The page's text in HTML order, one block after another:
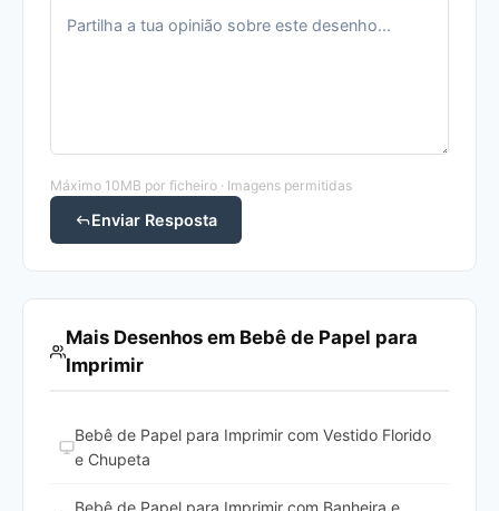
Máximo 10MB por ficheiro · Imagens permitidas
Enviar Resposta
Mais Desenhos em Bebê de Papel para
Imprimir
Bebê de Papel para Imprimir com Vestido Florido
e Chupeta
Bebê de Papel para Imprimir com Banheira e